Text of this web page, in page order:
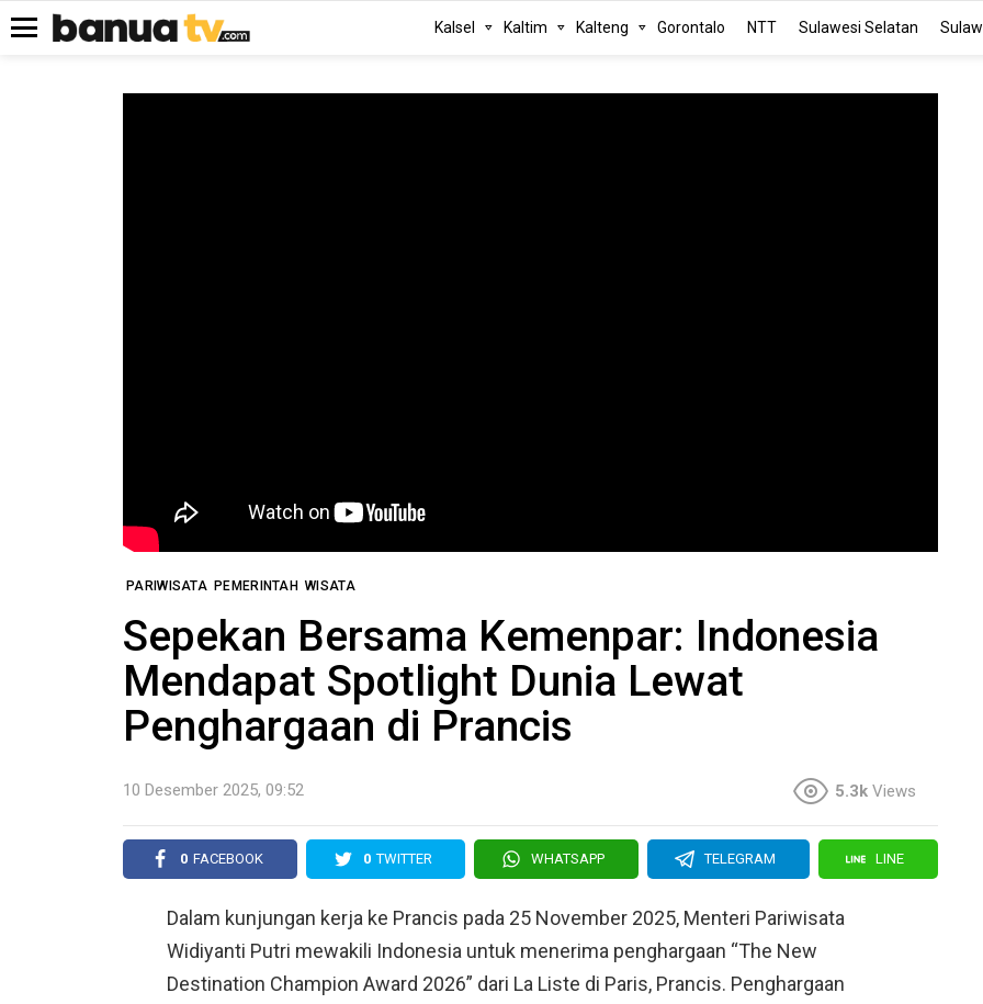
Kalsel Kaltim Kalteng Gorontalo NTT Sulawesi Selatan
PARIWISATA PEMERINTAH WISATA
Sepekan Bersama Kemenpar: Indonesia
Mendapat Spotlight Dunia Lewat
Penghargaan di Prancis
10 Desember 2025, 09:52 5.3k Views
0 FACEBOOK 0 TWITTER WHATSAPP TELEGRAM LINE
Dalam kunjungan kerja ke Prancis pada 25 November 2025, Menteri Pariwisata
Widiyanti Putri mewakili Indonesia untuk menerima penghargaan “The New
Destination Champion Award 2026” dari La Liste di Paris, Prancis. Penghargaan